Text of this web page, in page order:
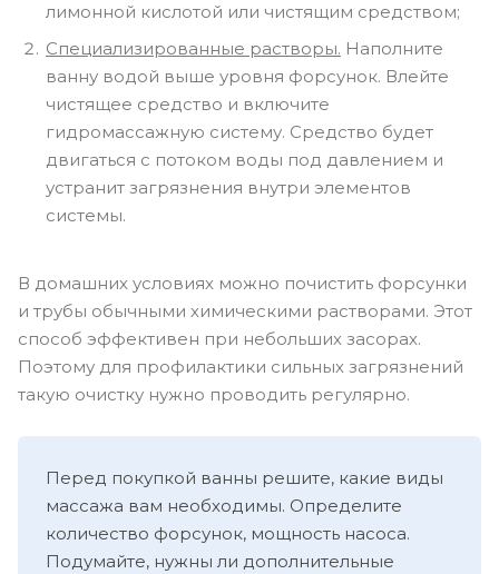
лимонной кислотой или чистящим средством;
Специализированные растворы. Наполните
ванну водой выше уровня форсунок. Влейте
чистящее средство и включите
гидромассажную систему. Средство будет
двигаться с потоком воды под давлением и
устранит загрязнения внутри элементов
системы.
В домашних условиях можно почистить форсунки
и трубы обычными химическими растворами. Этот
способ эффективен при небольших засорах.
Поэтому для профилактики сильных загрязнений
такую очистку нужно проводить регулярно.
Перед покупкой ванны решите, какие виды
массажа вам необходимы. Определите
количество форсунок, мощность насоса.
Подумайте, нужны ли дополнительные